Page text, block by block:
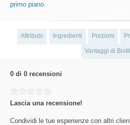
Attributo Ingredienti Porzioni
Vantaggi di
0 di 0 recensioni
Lascia una recensione!
Condividi le tue esperienze con altri